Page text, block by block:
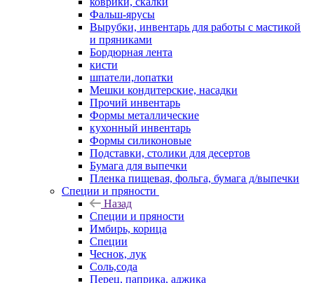
Фальш-ярусы
Вырубки, инвентарь для работы с мастикой
и пряниками
Бордюрная лента
кисти
шпатели,лопатки
Мешки кондитерские, насадки
Прочий инвентарь
Формы металлические
кухонный инвентарь
Формы силиконовые
Подставки, столики для десертов
Бумага для выпечки
Пленка пищевая, фольга, бумага д/выпечки
Специи и пряности
Назад
Специи и пряности
Имбирь, корица
Специи
Чеснок, лук
Соль,сода
Перец, паприка, аджика